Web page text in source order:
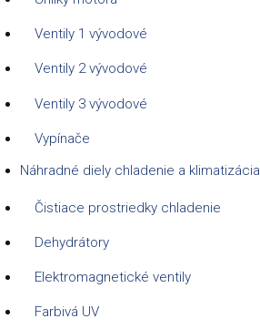
Ventily 1 vývodové
Ventily 2 vývodové
Ventily 3 vývodové
Vypínače
Náhradné diely chladenie a klimatizácia
Čistiace prostriedky chladenie
Dehydrátory
Elektromagnetické ventily
Farbivá UV